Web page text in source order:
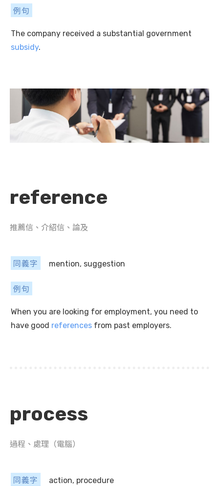
例句
The company received a substantial government
subsidy.
reference
推薦信、介紹信、論及
同義字 mention, suggestion
例句
When you are looking for employment, you need to
have good references from past employers.
process
過程、處理（電腦）
同義字 action, procedure